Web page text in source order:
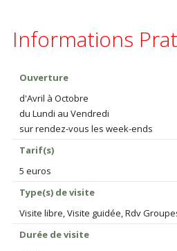
Informations
Ouverture
d'Avril à Octobre
du Lundi au Vendredi
sur rendez-vous les week-ends
Tarif(s)
5 euros
Type(s) de visite
Visite libre, Visite guidée, Rdv
Durée de visite